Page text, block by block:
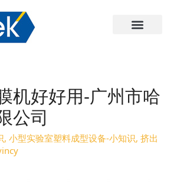
机好好用-广州市哈
公司
, 小型实验室塑料成型设备-小知识, 挤出